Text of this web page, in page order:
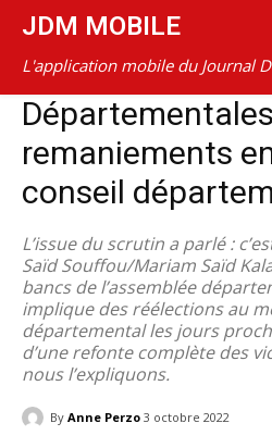
JDM MOBILE
L'application mobile du Journal
remaniements
conseil
L’issue du scrutin a parlé :
Saïd Souffou/Mariam Saïd
bancs de l’assemblée
implique des réélections au
départemental les jours
d’une refonte complète des
nous l’expliquons.
By Anne Perzo 3 octobre 2022